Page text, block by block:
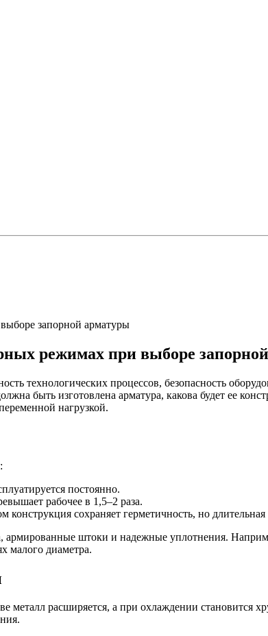
запорной арматуры
режимах при выборе
технологических процессов, безопасность
быть изготовлена арматура, какова будет ее
нагрузкой.
постоянно.
рабочее в 1,5–2 раза.
сохраняет герметичность, но
армированные штоки и надежные уплотнения.
малого диаметра.
металл расширяется, а при охлаждении